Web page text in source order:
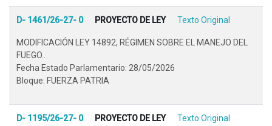
D- 1461/26-27- 0 PROYECTO DE LEY Texto Original
MODIFICACIÓN LEY 14892, RÉGIMEN SOBRE EL MANEJO DEL
FUEGO..
Fecha Estado Parlamentario: 28/05/2026
Bloque: FUERZA PATRIA
D- 1195/26-27- 0 PROYECTO DE LEY Texto Original